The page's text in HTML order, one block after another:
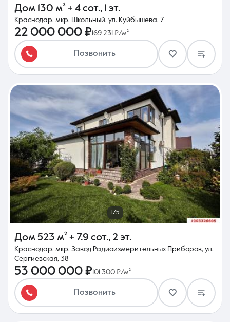
Дом 130 м² + 4 сот., 1 эт.
Краснодар, мкр. Школьный, ул. Куйбышева, 7
22 000 000 ₽ 169 231 ₽/м²
Позвонить
1/5
Дом 523 м² + 7.9 сот., 2 эт.
Краснодар, мкр. Завод Радиоизмерительных Приборов, ул.
Сергиевская, 38
53 000 000 ₽ 101 300 ₽/м²
Позвонить